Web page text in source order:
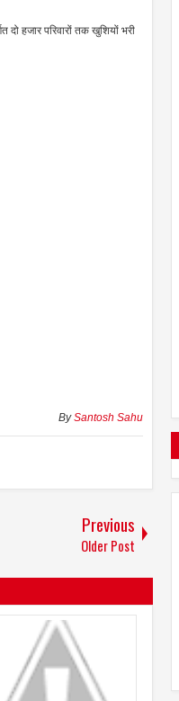
हजार परिवारों तक खुशियों भरी
BySantosh Sahu
Previous
Older Post